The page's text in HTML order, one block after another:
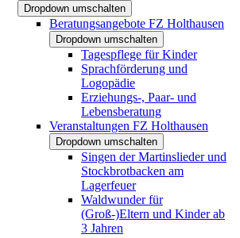
Dropdown umschalten
Beratungsangebote FZ Holthausen
Dropdown umschalten
Tagespflege für Kinder
Sprachförderung und
Logopädie
Erziehungs-, Paar- und
Lebensberatung
Veranstaltungen FZ Holthausen
Dropdown umschalten
Singen der Martinslieder und
Stockbrotbacken am
Lagerfeuer
Waldwunder für
(Groß-)Eltern und Kinder ab
3 Jahren